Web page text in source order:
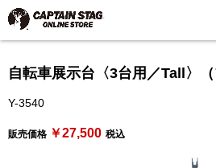
自転車展示台〈3台用／Tall〉（
Y-3540
販売価格 ￥27,500 税込